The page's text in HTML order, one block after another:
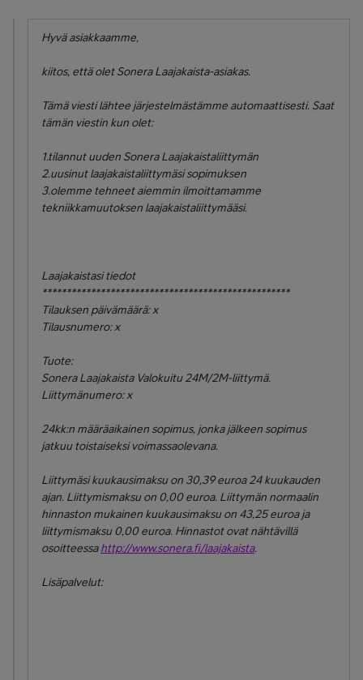
Hyvä asiakkaamme,
kiitos, että olet Sonera Laajakaista-asiakas.
Tämä viesti lähtee järjestelmästämme automaattisesti. Saat
tämän viestin kun olet:
1.tilannut uuden Sonera Laajakaistaliittymän
2.uusinut laajakaistaliittymäsi sopimuksen
3.olemme tehneet aiemmin ilmoittamamme
tekniikkamuutoksen laajakaistaliittymääsi.
Laajakaistasi tiedot
***************************************************
Tilauksen päivämäärä: x
Tilausnumero: x
Tuote:
Sonera Laajakaista Valokuitu 24M/2M-liittymä.
Liittymänumero: x
24kk:n määräaikainen sopimus, jonka jälkeen sopimus
jatkuu toistaiseksi voimassaolevana.
Liittymäsi kuukausimaksu on 30,39 euroa 24 kuukauden
ajan. Liittymismaksu on 0,00 euroa. Liittymän normaalin
hinnaston mukainen kuukausimaksu on 43,25 euroa ja
liittymismaksu 0,00 euroa. Hinnastot ovat nähtävillä
osoitteessahttp://www.sonera.fi/laajakaista.
Lisäpalvelut: